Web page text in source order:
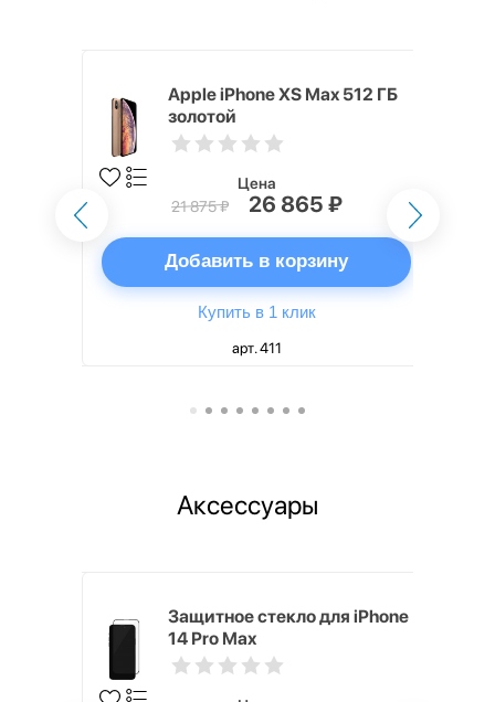
Apple iPhone XS Max 512 ГБ
золотой
Цена
21 875 ₽
26 865 ₽
Добавить в корзину
Купить в 1 клик
арт. 411
Аксессуары
Защитное стекло для iPhone
14 Pro Max